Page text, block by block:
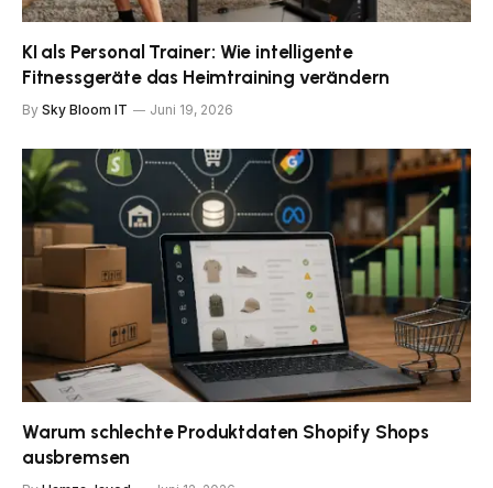
KI als Personal Trainer: Wie intelligente
Fitnessgeräte das Heimtraining verändern
By Sky Bloom IT Juni 19, 2026
Warum schlechte Produktdaten Shopify Shops
ausbremsen